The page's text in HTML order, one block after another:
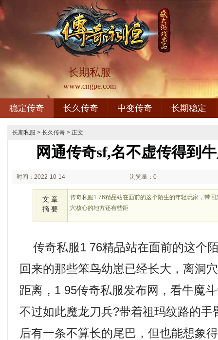
长期私服
www.cngpe.com
稳定传奇 长久传奇 中变传奇 长期稳定
长期私服 > 长久传奇 > 正文
网通传奇sf,名不虚传得到
时间：2022-10-14 浏览量：0
文 章
摘 要
传奇私服1 76精品站在面前的这个陌生的年轻玩家，带
穴核心的地方还有些距
传奇私服1 76精品站在面前的这个
回来的那些笨鸟幼崽已经长大，离洞
距离，1 95传奇私服发布网，看牛魔
不过如此魔龙刀兵?带着祖玛纹路的手
后有一条不算长的尾巴，但也能想象